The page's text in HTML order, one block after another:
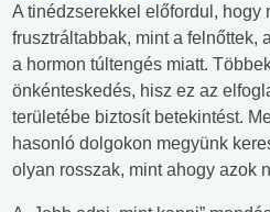
A tinédzserekkel előfordul, hogy
frusztráltabbak, mint a felnőttek,
a hormon túltengés miatt.
önkénteskedés, hisz ez az
területébe biztosít betekintést.
hasonló dolgokon megyünk
olyan rosszak, mint ahogy azok